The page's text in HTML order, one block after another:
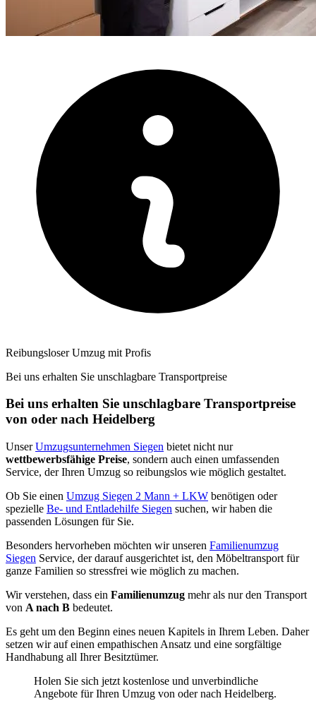
Reibungsloser Umzug mit Profis
Bei uns erhalten Sie unschlagbare Transportpreise
Bei uns erhalten Sie unschlagbare Transportpreise
von oder nach Heidelberg
UnserUmzugsunternehmen Siegen bietet nicht nur
wettbewerbsfähige Preise, sondern auch einen umfassenden
Service, der Ihren Umzug so reibungslos wie möglich gestaltet.
Ob Sie einen Umzug Siegen 2 Mann + LKW benötigen oder
spezielle Be- und Entladehilfe Siegen suchen, wir haben die
passenden Lösungen für Sie.
Besonders hervorheben möchten wir unseren Familienumzug
Siegen Service, der darauf ausgerichtet ist, den Möbeltransport für
ganze Familien so stressfrei wie möglich zu machen.
Wir verstehen, dass ein Familienumzug mehr als nur den Transport
von A nach B bedeutet.
Es geht um den Beginn eines neuen Kapitels in Ihrem Leben. Daher
setzen wir auf einen empathischen Ansatz und eine sorgfältige
Handhabung all Ihrer Besitztümer.
Holen Sie sich jetzt kostenlose und unverbindliche
Angebote für Ihren Umzug von oder nach Heidelberg.